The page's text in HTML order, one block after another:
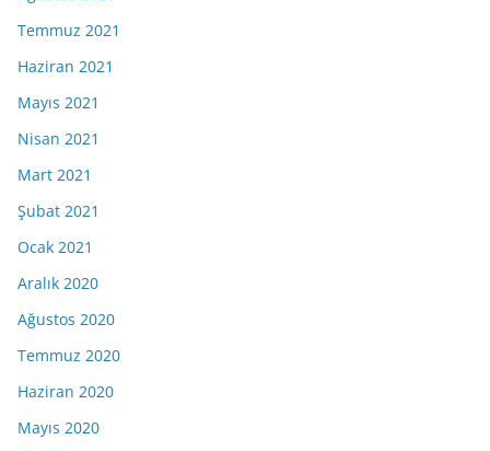
Temmuz 2021
Haziran 2021
Mayıs 2021
Nisan 2021
Mart 2021
Şubat 2021
Ocak 2021
Aralık 2020
Ağustos 2020
Temmuz 2020
Haziran 2020
Mayıs 2020